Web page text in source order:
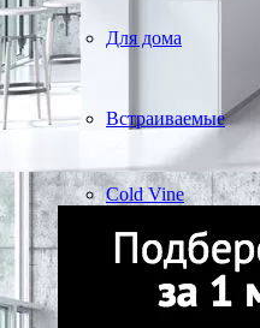
Для дома
Встраиваемые
Cold Vine